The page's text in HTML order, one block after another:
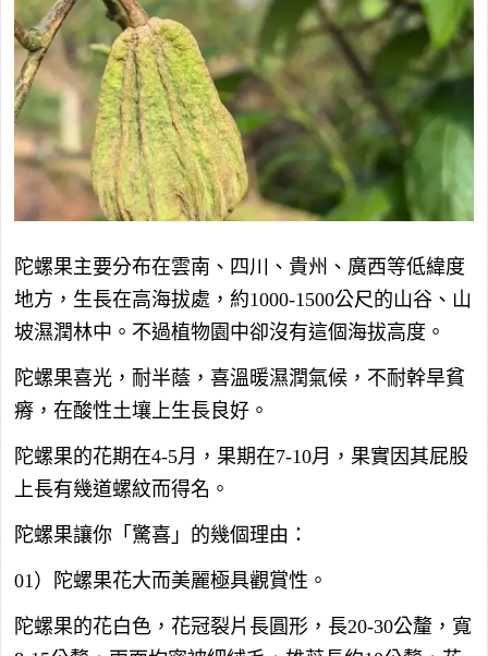
陀螺果主要分布在雲南、四川、貴州、廣西等低緯度
地方，生長在高海拔處，約1000-1500公尺的山谷、山
坡濕潤林中。不過植物園中卻沒有這個海拔高度。
陀螺果喜光，耐半蔭，喜溫暖濕潤氣候，不耐幹旱貧
瘠，在酸性土壤上生長良好。
陀螺果的花期在4-5月，果期在7-10月，果實因其屁股
上長有幾道螺紋而得名。
陀螺果讓你「驚喜」的幾個理由：
01）陀螺果花大而美麗極具觀賞性。
陀螺果的花白色，花冠裂片長圓形，長20-30公釐，寬